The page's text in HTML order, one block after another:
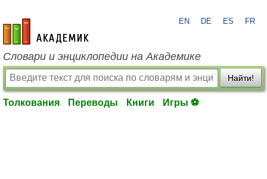
academic.ru
EN DE ES FR
Словари и энциклопедии на Академике
Найти!
Толкования Переводы Книги Игры ⚽